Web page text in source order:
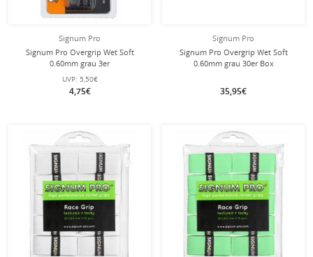
Signum Pro
Signum Pro Overgrip Wet Soft
0.60mm grau 3er
UVP: 5,50€
4,75€
Signum Pro
Signum Pro Overgrip Wet Soft
0.60mm grau 30er Box
35,95€